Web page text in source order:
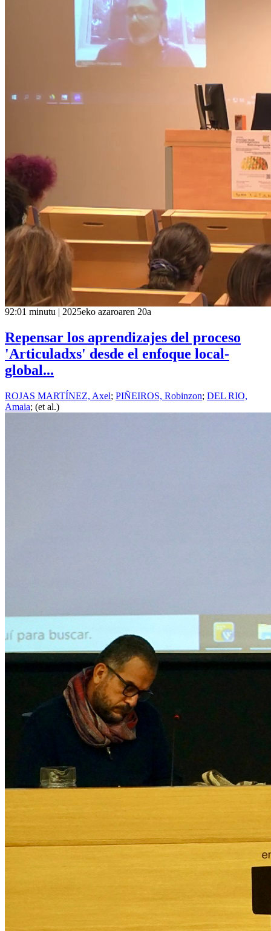
92:01 minutu | 2025eko azaroaren 20a
Repensar los aprendizajes del proceso
'Articuladxs' desde el enfoque local-
global...
ROJAS MARTÍNEZ, Axel; PIÑEIROS, Robinzon; DEL RIO,
Amaia; (et al.)